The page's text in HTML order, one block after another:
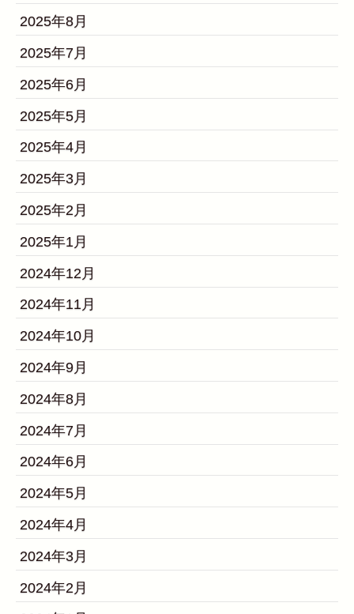
2025年8月
2025年7月
2025年6月
2025年5月
2025年4月
2025年3月
2025年2月
2025年1月
2024年12月
2024年11月
2024年10月
2024年9月
2024年8月
2024年7月
2024年6月
2024年5月
2024年4月
2024年3月
2024年2月